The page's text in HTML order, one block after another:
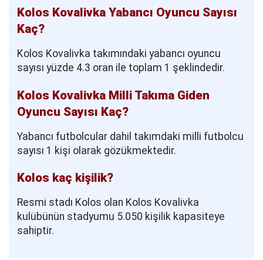
Kolos Kovalivka Yabancı Oyuncu Sayısı
Kaç?
Kolos Kovalivka takımındaki yabancı oyuncu
sayısı yüzde 4.3 oran ile toplam 1 şeklindedir.
Kolos Kovalivka Milli Takıma Giden
Oyuncu Sayısı Kaç?
Yabancı futbolcular dahil takımdaki milli futbolcu
sayısı 1 kişi olarak gözükmektedir.
Kolos kaç kişilik?
Resmi stadı Kolos olan Kolos Kovalivka
kulübünün stadyumu 5.050 kişilik kapasiteye
sahiptir.